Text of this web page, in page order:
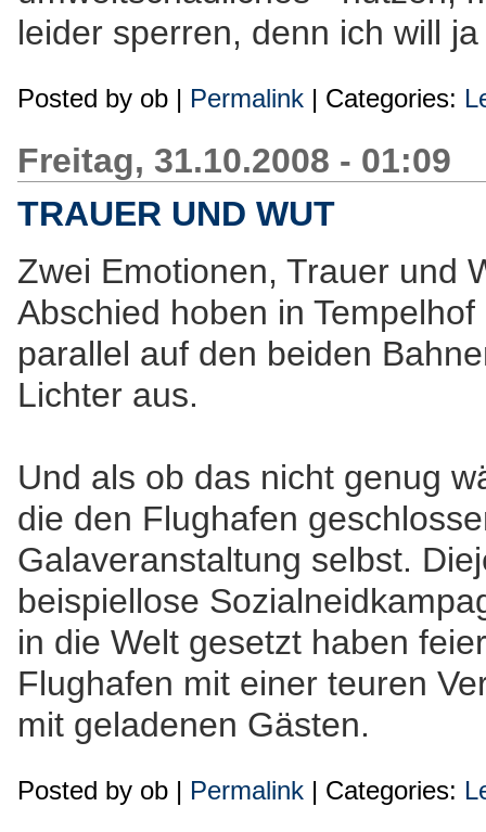
leider sperren, denn ich will
Posted by ob | Permalink | Categories:
Freitag, 31.10.2008 - 01:09
TRAUER UND WUT
Zwei Emotionen, Trauer und
Abschied hoben in
parallel auf den beiden
Lichter aus.
Und als ob das nicht genug
die den Flughafen
Galaveranstaltung selbst.
beispiellose
in die Welt gesetzt haben
Flughafen mit einer teuren
mit geladenen Gästen.
Posted by ob | Permalink | Categories: